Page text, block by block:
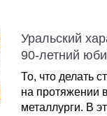
Уральский
90-летний
То, что делать
на протяжении
металлурги. В